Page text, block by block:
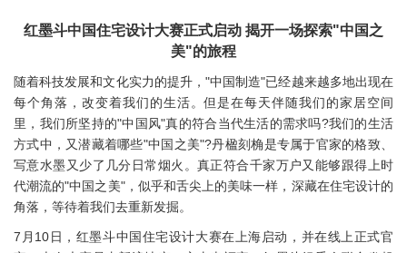
红墨斗中国住宅设计大赛正式启动 揭开一场探索"中国之
美"的旅程
随着科技发展和文化实力的提升，"中国制造"已经越来越多地出现在
每个角落，改变着我们的生活。但是在每天伴随我们的家居空间
里，我们所坚持的"中国风"真的符合当代生活的需求吗?我们的生活
方式中，又潜藏着哪些"中国之美"?丹楹刻桷是专属于官家的格致、
写意水墨又少了几分日常烟火。真正符合千家万户又能够跟得上时
代潮流的"中国之美"，似乎和舌尖上的美味一样，深藏在住宅设计的
角落，等待着我们去重新发掘。
7月10日，红墨斗中国住宅设计大赛在上海启动，并在线上正式官